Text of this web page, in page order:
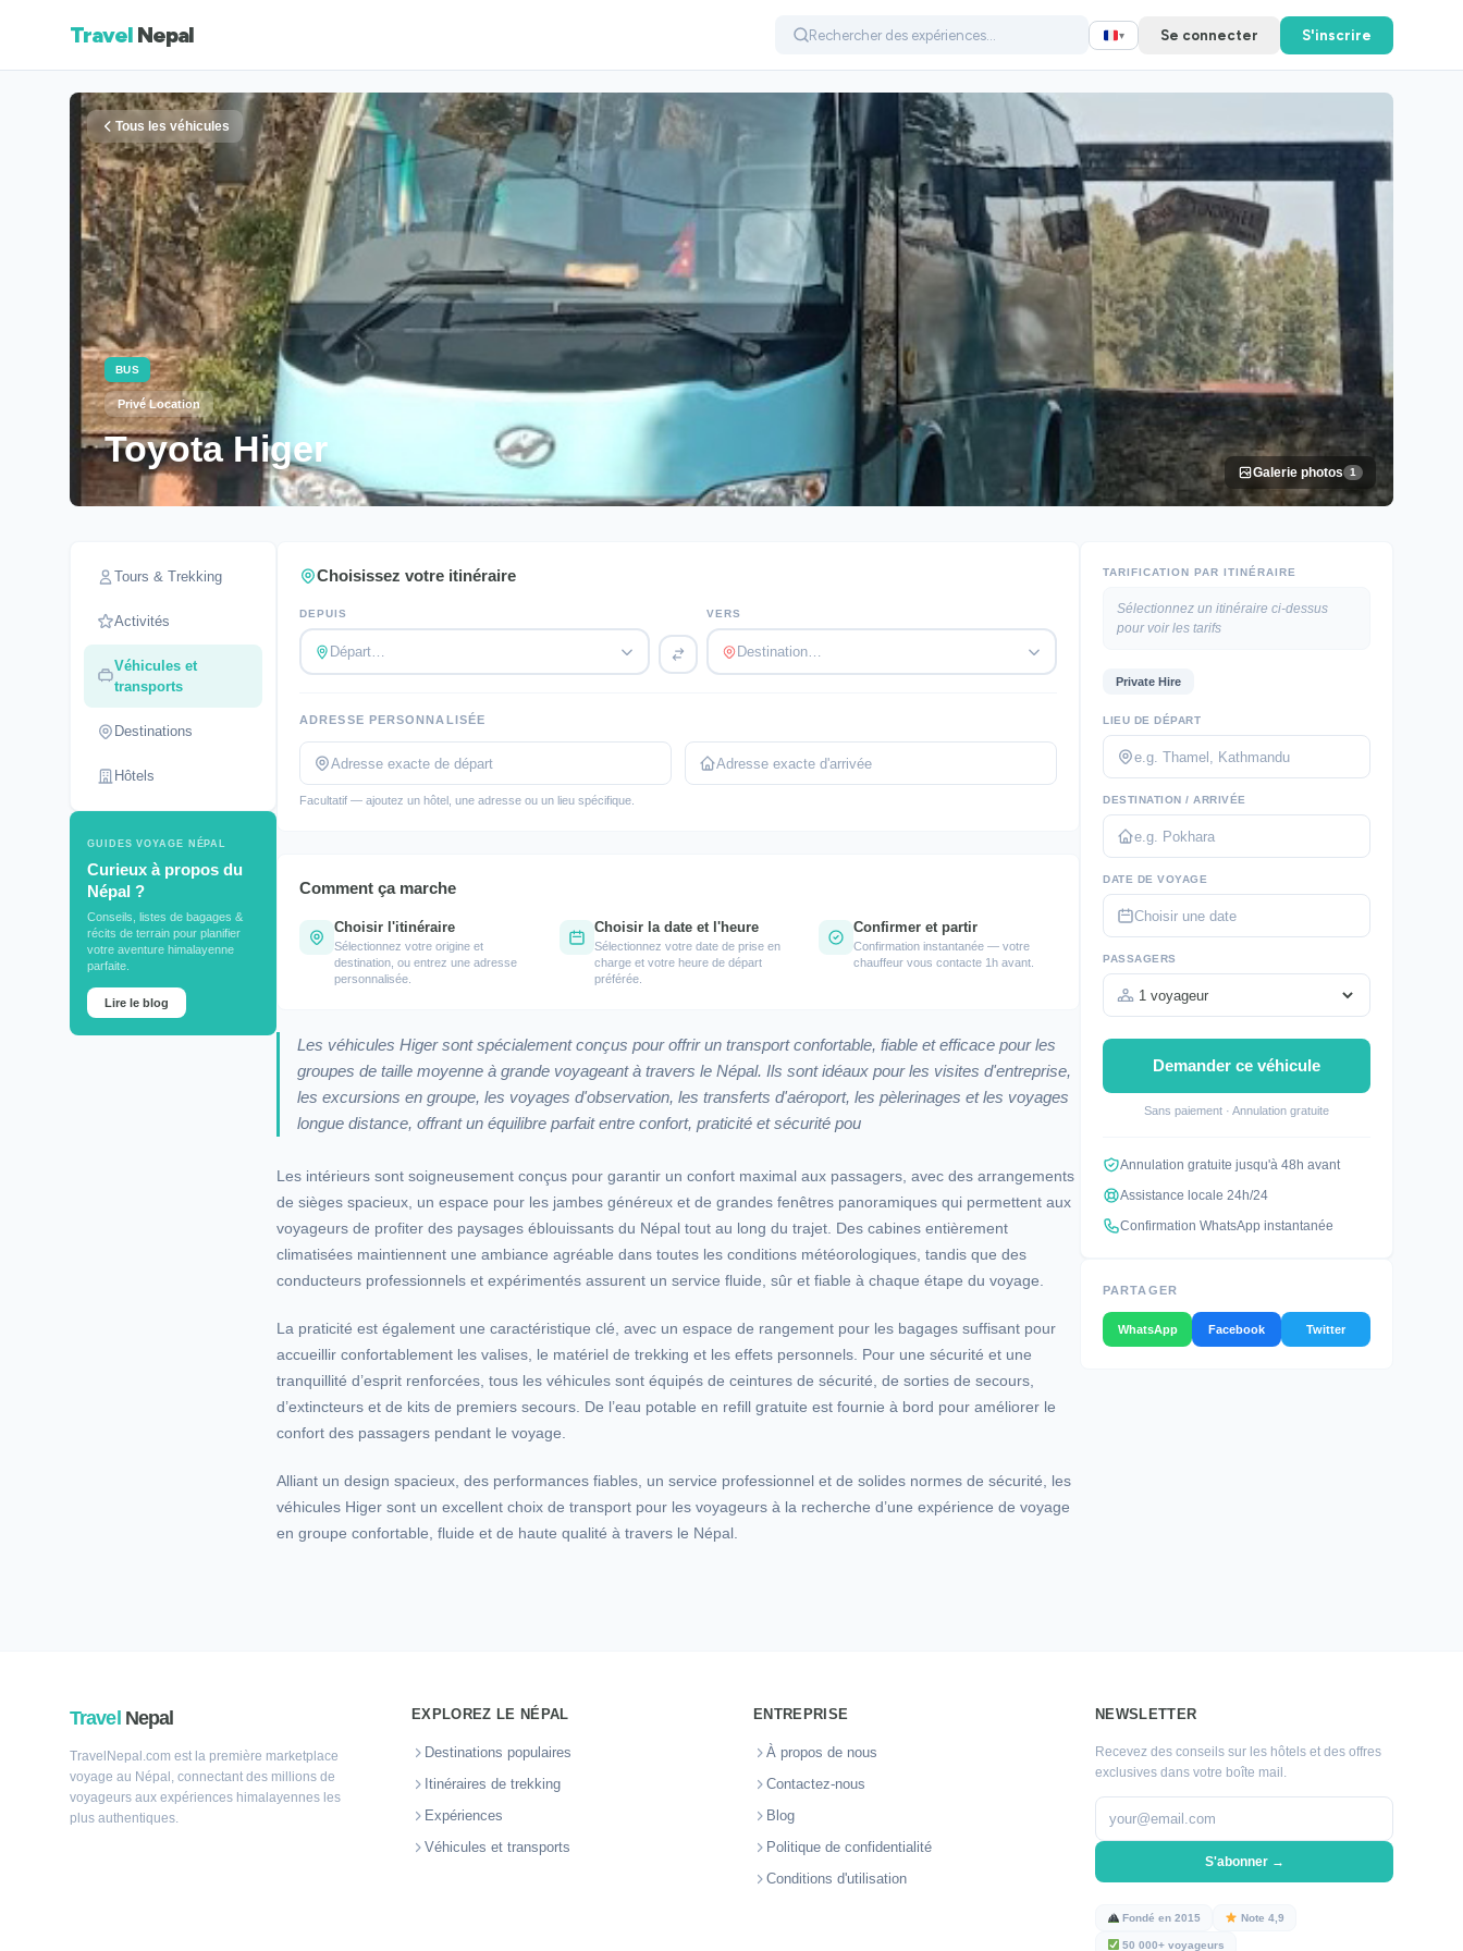
Travel Nepal ▾ Se connecter S'inscrire
Tous les véhicules
Galerie photos 1
BUS
Privé Location
Toyota Higer
Tours & Trekking
Activités
Véhicules et
transports
Destinations
Hôtels
GUIDES VOYAGE NÉPAL
Curieux à propos du
Népal ?
Conseils, listes de bagages &
récits de terrain pour planifier
votre aventure himalayenne
parfaite.
Lire le blog
Choisissez votre itinéraire
DEPUIS
Départ…
VERS
Destination…
ADRESSE PERSONNALISÉE
Facultatif — ajoutez un hôtel, une adresse ou un lieu spécifique.
Comment ça marche
Choisir l'itinéraire
Sélectionnez votre origine et
destination, ou entrez une adresse
personnalisée.
Choisir la date et l'heure
Sélectionnez votre date de prise en
charge et votre heure de départ
préférée.
Confirmer et partir
Confirmation instantanée — votre
chauffeur vous contacte 1h avant.
Les véhicules Higer sont spécialement conçus pour offrir un transport confortable, fiable et efficace pour les
groupes de taille moyenne à grande voyageant à travers le Népal. Ils sont idéaux pour les visites d'entreprise,
les excursions en groupe, les voyages d'observation, les transferts d'aéroport, les pèlerinages et les voyages
longue distance, offrant un équilibre parfait entre confort, praticité et sécurité pou
Les intérieurs sont soigneusement conçus pour garantir un confort maximal aux passagers, avec des arrangements
de sièges spacieux, un espace pour les jambes généreux et de grandes fenêtres panoramiques qui permettent aux
voyageurs de profiter des paysages éblouissants du Népal tout au long du trajet. Des cabines entièrement
climatisées maintiennent une ambiance agréable dans toutes les conditions météorologiques, tandis que des
conducteurs professionnels et expérimentés assurent un service fluide, sûr et fiable à chaque étape du voyage.
La praticité est également une caractéristique clé, avec un espace de rangement pour les bagages suffisant pour
accueillir confortablement les valises, le matériel de trekking et les effets personnels. Pour une sécurité et une
tranquillité d’esprit renforcées, tous les véhicules sont équipés de ceintures de sécurité, de sorties de secours,
d’extincteurs et de kits de premiers secours. De l’eau potable en refill gratuite est fournie à bord pour améliorer le
confort des passagers pendant le voyage.
Alliant un design spacieux, des performances fiables, un service professionnel et de solides normes de sécurité, les
véhicules Higer sont un excellent choix de transport pour les voyageurs à la recherche d’une expérience de voyage
en groupe confortable, fluide et de haute qualité à travers le Népal.
TARIFICATION PAR ITINÉRAIRE
Sélectionnez un itinéraire ci-dessus
pour voir les tarifs
Private Hire
LIEU DE DÉPART
DESTINATION / ARRIVÉE
DATE DE VOYAGE
PASSAGERS
Demander ce véhicule
Sans paiement · Annulation gratuite
Annulation gratuite jusqu'à 48h avant
Assistance locale 24h/24
Confirmation WhatsApp instantanée
PARTAGER
WhatsApp Facebook Twitter
Travel Nepal
TravelNepal.com est la première marketplace
voyage au Népal, connectant des millions de
voyageurs aux expériences himalayennes les
plus authentiques.
EXPLOREZ LE NÉPAL
Destinations populaires
Itinéraires de trekking
Expériences
Véhicules et transports
ENTREPRISE
À propos de nous
Contactez-nous
Blog
Politique de confidentialité
Conditions d'utilisation
NEWSLETTER
Recevez des conseils sur les hôtels et des offres
exclusives dans votre boîte mail.
S'abonner →
Fondé en 2015 Note 4,9
50 000+ voyageurs